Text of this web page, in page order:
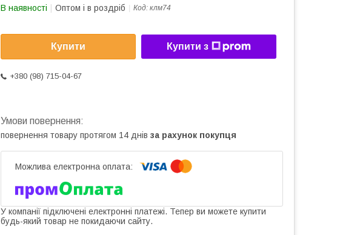
В наявності Оптом і в роздріб Код: клм74
Купити Купити з
+380 (98) 715-04-67
повернення товару протягом 14 днів за рахунок покупця
У компанії підключені електронні платежі. Тепер ви можете купити
будь-який товар не покидаючи сайту.